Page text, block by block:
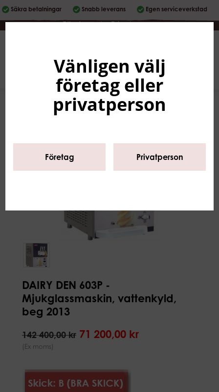
Säkra betalningar Snabb leverans Egen serviceverkstad
Företag | Privatperson
0
DAIRY DEN 603P -
Mjukglassmaskin, vattenkyld,
beg 2013
142 400,00 kr 71 200,00 kr
(Ex moms)
Vänligen välj
företag eller
privatperson
Företag Privatperson